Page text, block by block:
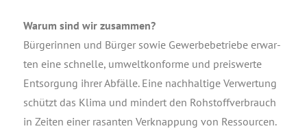
War­um sind wir zusam­men?
Bür­ge­rin­nen und Bür­ger sowie Gewer­be­be­trie­be erwar­
ten eine schnel­le, umwelt­kon­for­me und preis­wer­te
Ent­sor­gung ihrer Abfäl­le. Eine nach­hal­ti­ge Ver­wer­tung
schützt das Kli­ma und min­dert den Roh­stoff­ver­brauch
in Zei­ten einer rasan­ten Ver­knap­pung von Res­sour­cen.